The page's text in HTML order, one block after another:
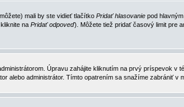
mali by ste vidieť tlačítko Pridať hlasovanie pod
na Pridať odpoveď). Môžete tiež pridať časový limit pre
Úpravu zahájite kliknutím na prvý príspevok
administrátor. Tímto opatrením sa snažíme zabrániť v